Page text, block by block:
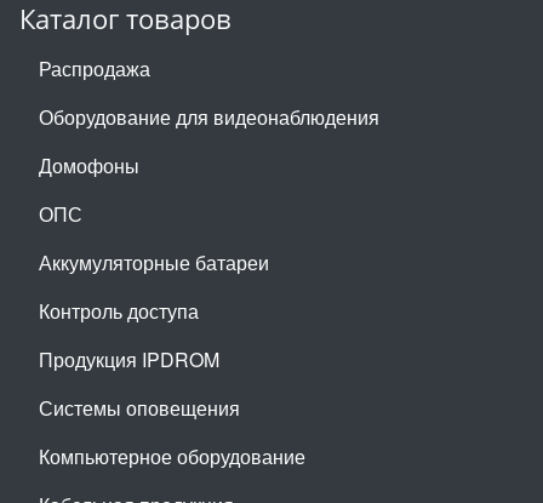
Каталог товаров
Распродажа
Оборудование для видеонаблюдения
Домофоны
ОПС
Аккумуляторные батареи
Контроль доступа
Продукция IPDROM
Системы оповещения
Компьютерное оборудование